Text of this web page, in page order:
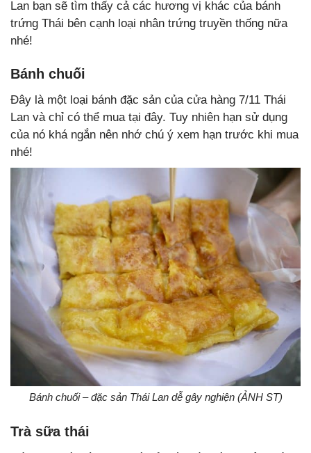
Lan bạn sẽ tìm thấy cả các hương vị khác của bánh
trứng Thái bên cạnh loại nhân trứng truyền thống nữa
nhé!
Bánh chuối
Đây là một loại bánh đặc sản của cửa hàng 7/11 Thái
Lan và chỉ có thể mua tại đây. Tuy nhiên hạn sử dụng
của nó khá ngắn nên nhớ chú ý xem hạn trước khi mua
nhé!
Bánh chuối – đặc sản Thái Lan dễ gây nghiện (ẢNH ST)
Trà sữa thái